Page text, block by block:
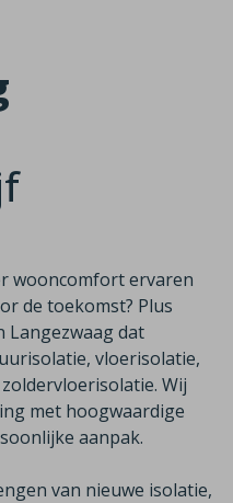
wooncomfort ervaren
de toekomst? Plus
Langezwaag dat
vloerisolatie,
Wij
met hoogwaardige
aanpak.
van nieuwe isolatie,